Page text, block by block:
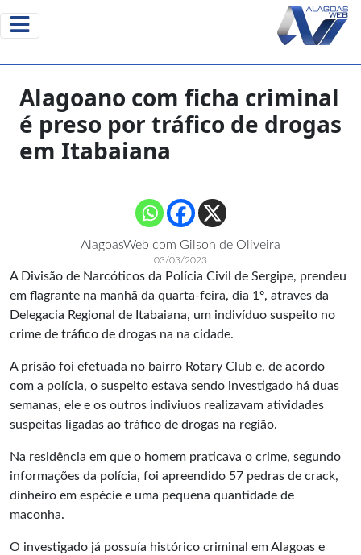
Alagoano com ficha criminal
é preso por tráfico de drogas
em Itabaiana
AlagoasWeb com Gilson de Oliveira
03/03/2023
A Divisão de Narcóticos da Polícia Civil de Sergipe, prendeu
em flagrante na manhã da quarta-feira, dia 1º, atraves da
Delegacia Regional de Itabaiana, um indivíduo suspeito no
crime de tráfico de drogas na na cidade.
A prisão foi efetuada no bairro Rotary Club e, de acordo
com a polícia, o suspeito estava sendo investigado há duas
semanas, ele e os outros indiviuos realizavam atividades
suspeitas ligadas ao tráfico de drogas na região.
Na residência em que o homem praticava o crime, segundo
informações da polícia, foi apreendido 57 pedras de crack,
dinheiro em espécie e uma pequena quantidade de
maconha.
O investigado já possuía histórico criminal em Alagoas e